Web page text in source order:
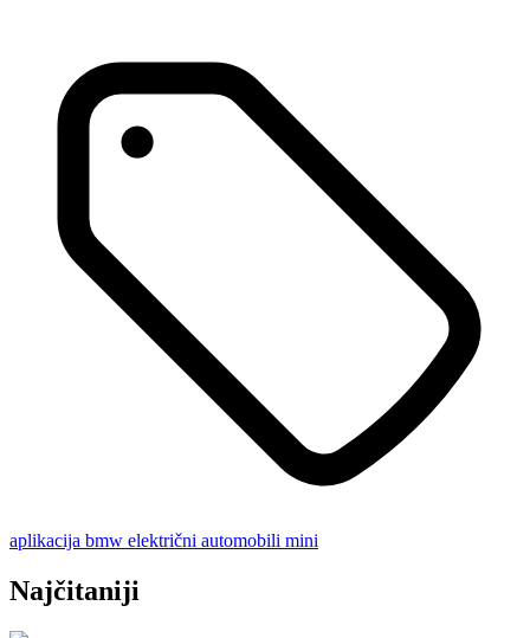
aplikacija bmw električni automobili mini
Najčitaniji